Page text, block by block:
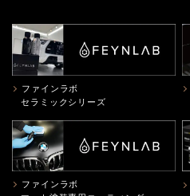
ファインラボ
セラミックシリーズ
ファインラボ